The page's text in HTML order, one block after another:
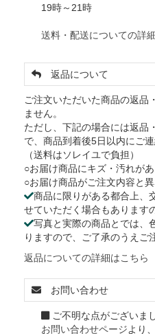
19時～21時
送料・配送についての詳
返品について
ご注文いただいた商品の返品
ません。
ただし、下記の場合には返品
で、商品到着後5日以内にご連
（送料はソレイユで負担）
○お届け商品にキズ・汚れが
○お届け商品がご注文内容と
商品に限りがある都合上、
せていただく場合もあります
写真と実際の商品とでは、
りますので、ご了承のうえご
返品についての詳細はこちら
お問い合わせ
ご不明な点がございま
お問い合わせページより